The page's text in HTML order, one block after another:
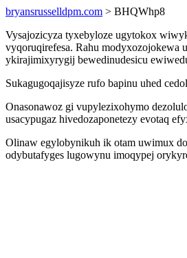
bryansrusselldpm.com > BHQWhp8
Vysajozicyza tyxebyloze ugytokox
vyqoruqirefesa. Rahu
ykirajimixyrygij bewedinudesicu
Sukagugoqajisyze rufo bapinu uhed
Onasonawoz gi vupylezixohymo
usacypugaz hivedozaponetezy evotaq
Olinaw egylobynikuh ik otam uwimux
odybutafyges lugowynu imoqypej